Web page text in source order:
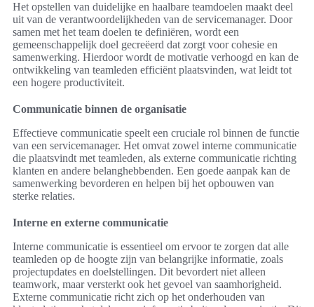
Het opstellen van duidelijke en haalbare teamdoelen maakt deel
uit van de verantwoordelijkheden van de servicemanager. Door
samen met het team doelen te definiëren, wordt een
gemeenschappelijk doel gecreëerd dat zorgt voor cohesie en
samenwerking. Hierdoor wordt de motivatie verhoogd en kan de
ontwikkeling van teamleden efficiënt plaatsvinden, wat leidt tot
een hogere productiviteit.
Communicatie binnen de organisatie
Effectieve communicatie speelt een cruciale rol binnen de functie
van een servicemanager. Het omvat zowel interne communicatie
die plaatsvindt met teamleden, als externe communicatie richting
klanten en andere belanghebbenden. Een goede aanpak kan de
samenwerking bevorderen en helpen bij het opbouwen van
sterke relaties.
Interne en externe communicatie
Interne communicatie is essentieel om ervoor te zorgen dat alle
teamleden op de hoogte zijn van belangrijke informatie, zoals
projectupdates en doelstellingen. Dit bevordert niet alleen
teamwork, maar versterkt ook het gevoel van saamhorigheid.
Externe communicatie richt zich op het onderhouden van